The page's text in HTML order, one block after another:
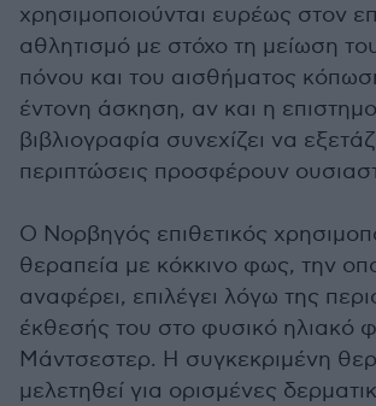
χρησιμοποιούνται ευρέως στον
αθλητισμό με στόχο τη μείωση
πόνου και του αισθήματος
έντονη άσκηση, αν και η
βιβλιογραφία συνεχίζει να
περιπτώσεις προσφέρουν
Ο Νορβηγός επιθετικός
θεραπεία με κόκκινο φως, την
αναφέρει, επιλέγει λόγω της
έκθεσής του στο φυσικό ηλιακό
Μάντσεστερ. Η συγκεκριμένη
μελετηθεί για ορισμένες